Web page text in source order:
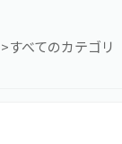
>すべてのカテゴリ